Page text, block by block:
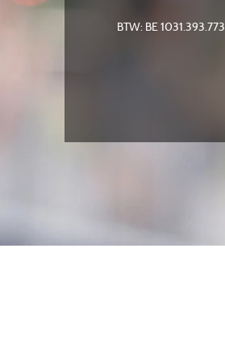
BTW: BE 1031.393.773